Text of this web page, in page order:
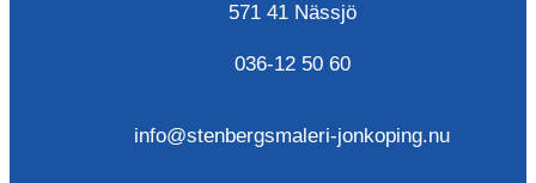
571 41 Nässjö
036-12 50 60
info@stenbergsmaleri-jonkoping.nu